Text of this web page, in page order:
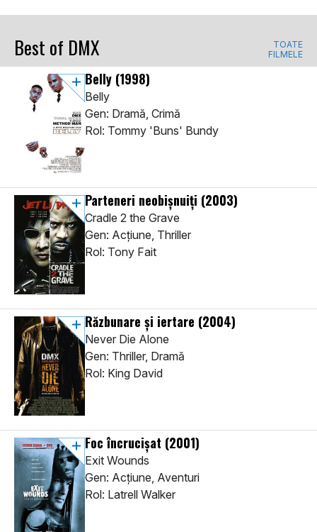
Best of DMX
TOATE
FILMELE
Belly (1998)
Belly
Gen: Dramă, Crimă
Rol: Tommy 'Buns' Bundy
Parteneri neobișnuiți (2003)
Cradle 2 the Grave
Gen: Acţiune, Thriller
Rol: Tony Fait
Răzbunare și iertare (2004)
Never Die Alone
Gen: Thriller, Dramă
Rol: King David
Foc încrucișat (2001)
Exit Wounds
Gen: Acţiune, Aventuri
Rol: Latrell Walker